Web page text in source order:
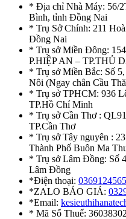
* Địa chỉ Nhà Máy: 56/
Bình, tỉnh Đồng Nai
* Trụ Sở Chính: 211
Đồng Nai
* Trụ sở Miền Đông:
P.HIỆP AN – TP.THỦ
* Trụ sở Miền Bắc: Số
Nôi (Ngay chân Cầu
* Trụ sở TPHCM: 936
TP.Hồ Chí Minh
* Trụ sở Cần Thơ :
TP.Cần Thơ
* Trụ sở Tây nguyên :
Thành Phố Buôn Ma
* Trụ sở Lâm Đồng: Số
Lâm Đồng
*Điện thoại: 0369124565
*ZALO BÁO GIÁ:
*Email:
* Mã Số Thuế: